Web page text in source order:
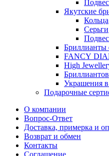
Якутские
Кольца
Серьги
Бриллианты
FANCY
High
Украшения
Подарочные
О компании
Вопрос-Ответ
Доставка, примерка и
Возврат и обмен
Контакты
Соглашение